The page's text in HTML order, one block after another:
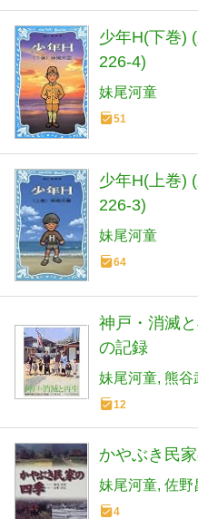
少年H(下巻)
226-4)
妹尾河童
51
少年H(上巻)
226-3)
妹尾河童
64
神戸・消滅
の記録
妹尾河童 熊谷
12
かやぶき民
妹尾河童 佐野
4